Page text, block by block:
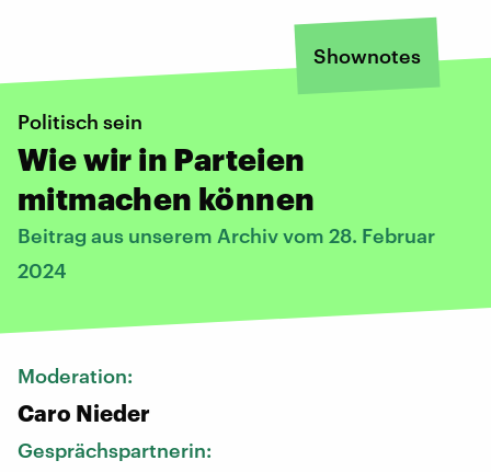
Shownotes
Politisch sein
Wie wir in Parteien
mitmachen können
Beitrag aus unserem Archiv vom 28. Februar
2024
Moderation:
Caro Nieder
Gesprächspartnerin: